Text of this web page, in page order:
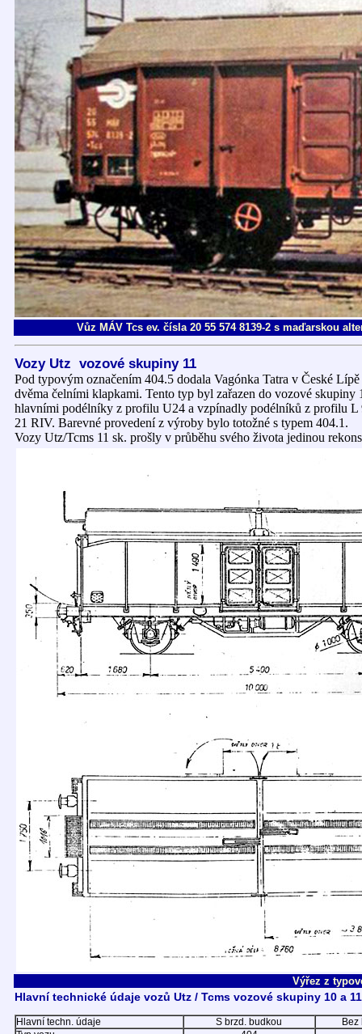
Vůz MÁV Tcs ev. čísla 20 55 574 8139-2 s maďarskou
Vozy Utz vozové skupiny 11
Pod typovým označením 404.5 dodala Vagónka Tatra v České
dvěma čelními klapkami. Tento typ byl zařazen do vozové
hlavními podélníky z profilu U24 a vzpínadly podélníků z profilu
21 RIV. Barevné provedení z výroby bylo totožné s typem 404.1.
Vozy Utz/Tcms 11 sk. prošly v průběhu svého života jedinou
Výřez z
Hlavní technické údaje vozů Utz / Tcms vozové skupiny 10 a
Hlavní techn. údaje S brzd. budkou
Bez